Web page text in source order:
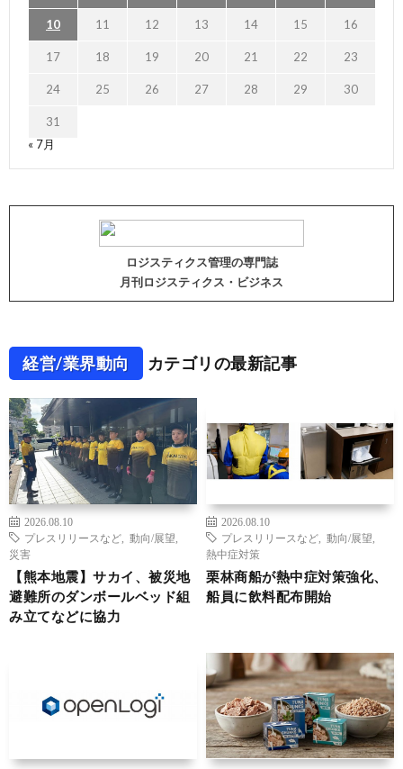
10 11 12 13 14 15 16
17 18 19 20 21 22 23
24 25 26 27 28 29 30
31
« 7月
ロジスティクス管理の専門誌
月刊ロジスティクス・ビジネス
経営/業界動向 カテゴリの最新記事
2026.08.10
プレスリリースなど
動向/展望
災害
【熊本地震】サカイ、被災地
避難所のダンボールベッド組
み立てなどに協力
2026.08.10
プレスリリースなど
動向/展望
熱中症対策
栗林商船が熱中症対策強化、
船員に飲料配布開始